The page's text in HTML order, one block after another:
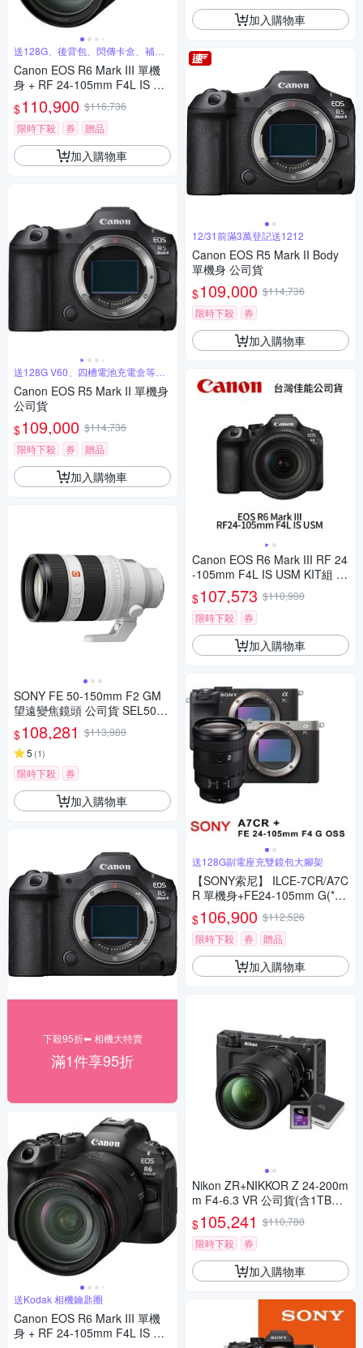
送128G、後背包、閃傳卡盒、補光
燈
Canon EOS R6 Mark III 單機
身 + RF 24-105mm F4L IS US
M 鏡頭 公司貨
$110,900 $116,736
限時下殺
券 贈品
加入購物車
送128G V60、四槽電池充電盒等好
禮
Canon EOS R5 Mark II 單機身
公司貨
$109,000 $114,736
限時下殺
券 贈品
加入購物車
SONY FE 50-150mm F2 GM
望遠變焦鏡頭 公司貨 SEL5015
0GM
$108,281 $113,980
5 (1)
限時下殺 券
加入購物車
下殺95折⬅︎ 相機大特賣
滿1件享95折
送Kodak 相機鑰匙圈
Canon EOS R6 Mark III 單機
身 + RF 24-105mm F4L IS US
加入購物車
12/31前滿3萬登記送1212
Canon EOS R5 Mark II Body
單機身 公司貨
$109,000 $114,736
限時下殺
券
加入購物車
Canon EOS R6 Mark III RF 24
-105mm F4L IS USM KIT組 R
6M3(公司貨)
$107,573 $110,900
限時下殺
券
加入購物車
送128G副電座充雙鏡包大腳架
【SONY索尼】 ILCE-7CR/A7C
R 單機身+FE24-105mm G(*
(中文平輸)
$106,900 $112,526
限時下殺
券 贈品
加入購物車
Nikon ZR+NIKKOR Z 24-200m
m F4-6.3 VR 公司貨(含1TB高
速讀寫記憶卡+雙槽讀卡機)
$105,241 $110,780
限時下殺
券
加入購物車